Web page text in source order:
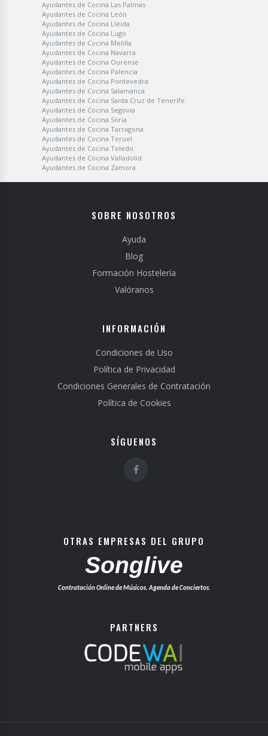
Ayudantes de Cocina Las Palmas
Ayudantes de Cocina León
Ayudantes de Cocina Lleida
Ayudantes de Cocina Lugo
Ayudantes de Cocina Melilla
Ayudantes de Cocina Navarra
Ayudantes de Cocina Ourense
Ayudantes de Cocina Palencia
Ayudantes de Cocina Pontevedra
Ayudantes de Cocina Salamanca
Ayudantes de Cocina Santa Cruz de Tenerife
Ayudantes de Cocina Segovia
Ayudantes de Cocina Soria
Ayudantes de Cocina Tarragona
Ayudantes de Cocina Teruel
Ayudantes de Cocina Toledo
Ayudantes de Cocina Valladolid
Ayudantes de Cocina Zamora
SOBRE NOSOTROS
Ayuda
Blog
Formación Hostelería
Valóranos
INFORMACIÓN
Condiciones de Uso
Política de Privacidad
Condiciones Generales de Contratación
Política de Cookies
SÍGUENOS
OTRAS EMPRESAS DEL GRUPO
Songlive
Contratación Online de Músicos. Agenda de Conciertos.
PARTNERS